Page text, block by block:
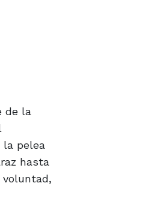
de la
la pelea
hasta
voluntad,